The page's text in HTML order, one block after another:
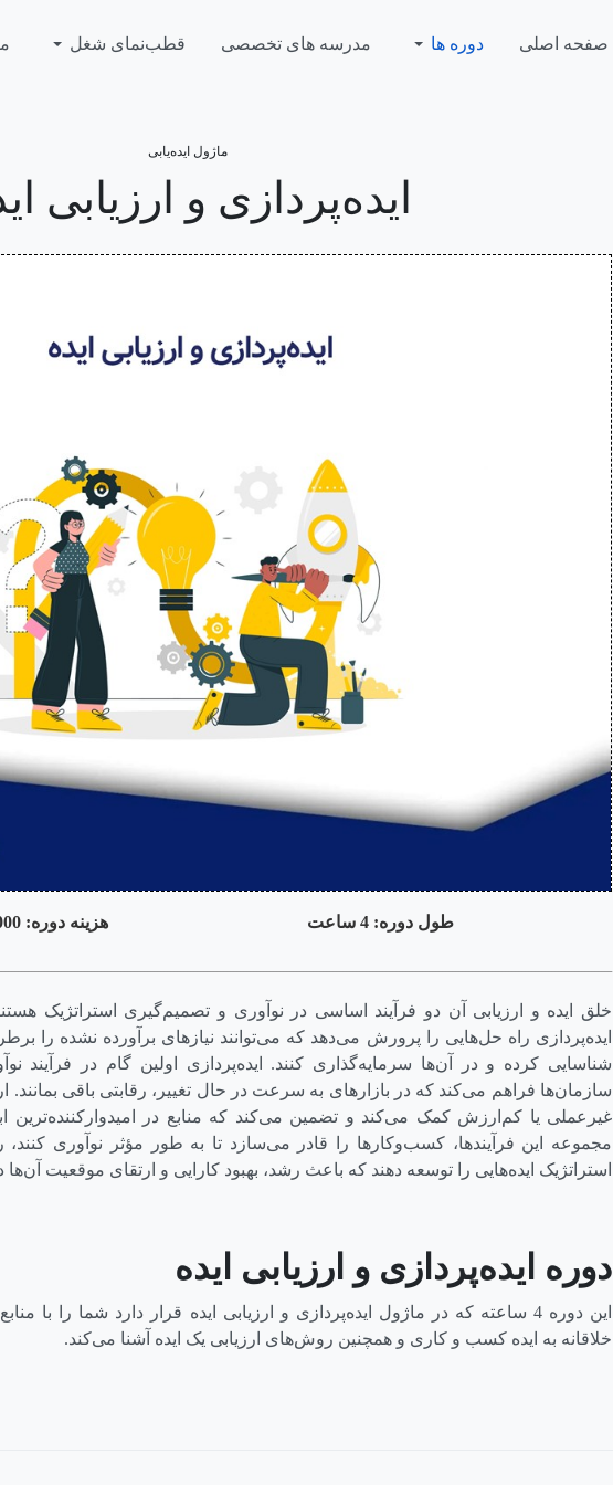
صفحه اصلی دوره ها مدرسه های تخصصی قطب‌نمای شغل
ماژول ایده‌یابی
ایده‌پردازی و ارزیابی
طول دوره: 4 ساعت ه زینه دوره: 570.000 تومان
خلق ایده و ارزیابی آن دو فرآیند اساسی در نوآوری و تصمیم‌گیری استراتژیک
ایده‌پردازی راه حل‌هایی را پرورش می‌دهد که می‌توانند نیازهای برآورده نشده را
شناسایی کرده و در آن‌ها سرمایه‌گذاری کنند. ایده‌پردازی اولین گام در فرآیند
سازمان‌ها فراهم می‌کند که در بازارهای به سرعت در حال تغییر، رقابتی باقی بمانند.
غیرعملی یا کم‌ارزش کمک می‌کند و تضمین می‌کند که منابع در امیدوارکننده‌ترین
مجموعه این فرآیندها، کسب‌وکارها را قادر می‌سازد تا به طور مؤثر نوآوری
استراتژیک ایده‌هایی را توسعه دهند که باعث رشد، بهبود کارایی و ارتقای موقعیت
دوره ایده‌پردازی و ارزیابی ایده
این دوره 4 ساعته که در ماژول ایده‌پردازی و ارزیابی ایده قرار دارد شما را با
خلاقانه به ایده کسب و کاری و همچنین روش‌های ارزیابی یک ایده آشنا می‌کند.